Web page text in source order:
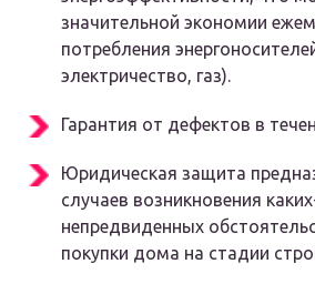
значительной экономии
потребления
электричество, газ).
Гарантия от дефектов в
Юридическая защита
случаев возникновения
непредвиденных
покупки дома на стадии